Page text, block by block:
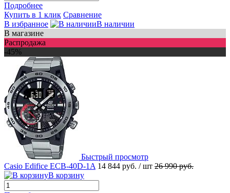
Подробнее
Купить в 1 клик Сравнение
В избранное
В наличии
В магазине
Распродажа
-45%
Быстрый просмотр
Casio Edifice ECB-40D-1A 14 844 руб. / шт 26 990 руб.
В корзину